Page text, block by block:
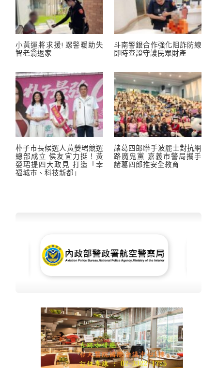
小黃運將求援! 螺警暖助失
智老翁返家
斗南警銀合作強化阻詐防線
即時查證守護民眾財產
朴子市長候選人黃嫈珺競選
總部成立 侯友宜力挺！黃
嫈珺提四大政見 打造「幸
福城市、科技新都」
諸葛四郎聯手波麗士對抗網
路魔鬼黨 嘉義市警局攜手
諸葛四郎推安全教育